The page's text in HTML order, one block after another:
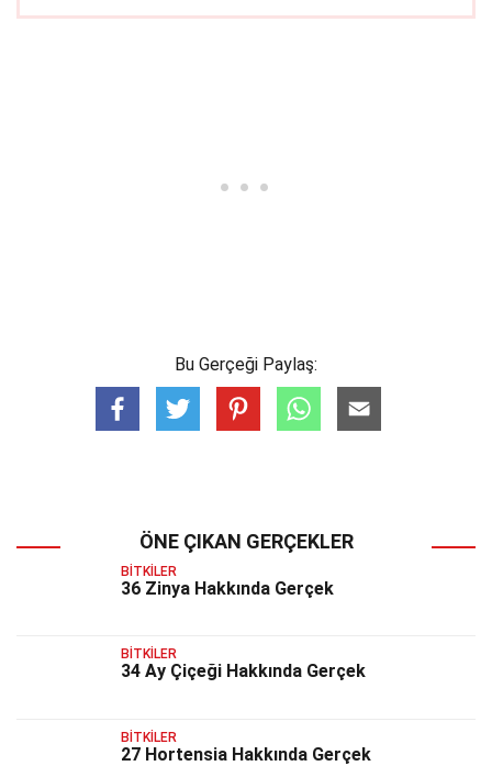
Bu Gerçeği Paylaş:
ÖNE ÇIKAN GERÇEKLER
BITKILER
36 Zinya Hakkında Gerçek
BITKILER
34 Ay Çiçeği Hakkında Gerçek
BITKILER
27 Hortensia Hakkında Gerçek